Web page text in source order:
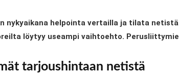
nykyaikana helpointa vertailla ja tilata
löytyy useampi vaihtoehto.
tarjoushintaan netistä